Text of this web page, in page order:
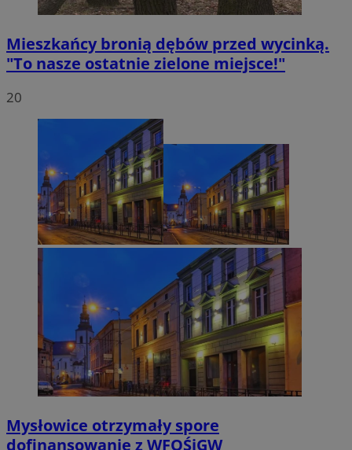
Mieszkańcy bronią dębów przed wycinką.
"To nasze ostatnie zielone miejsce!"
20
Mysłowice otrzymały spore
dofinansowanie z WFOŚiGW